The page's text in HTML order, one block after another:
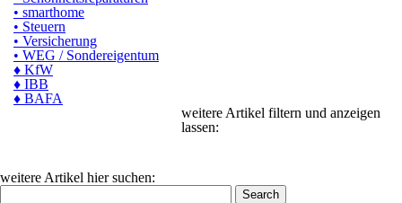
• smarthome
• Steuern
• Versicherung
• WEG / Sondereigentum
♦ KfW
♦ IBB
♦ BAFA
weitere Artikel filtern und anzeigen
lassen:
weitere Artikel hier suchen: